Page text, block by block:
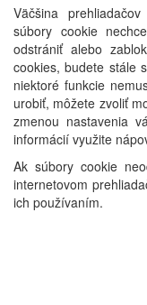
Väčšina
súbory cookie
odstrániť alebo
cookies, budete stále
niektoré funkcie
urobiť, môžete zvoliť
zmenou nastavenia
informácií využite
Ak súbory cookie
internetovom
ich používaním.